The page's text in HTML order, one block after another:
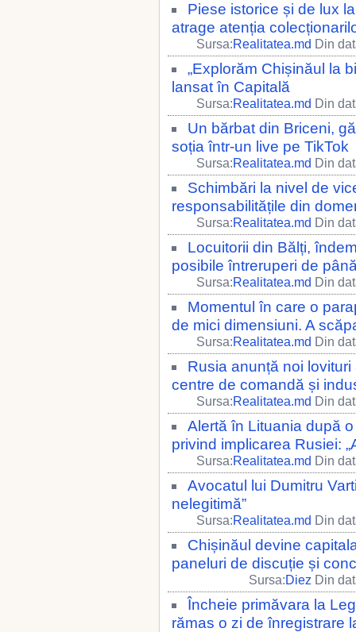
Piese istorice și de lux
atrage atenția
Sursa:Realitatea.md Din
„Explorăm Chișinăul la
lansat în Capitală
Sursa:Realitatea.md Din
Un bărbat din Briceni,
soția într-un live pe TikTok
Sursa:Realitatea.md Din
Schimbări la nivel de
responsabilitățile din
Sursa:Realitatea.md Din
Locuitorii din Bălți,
posibile întreruperi de
Sursa:Realitatea.md Din
Momentul în care o
de mici dimensiuni. A
Sursa:Realitatea.md Din
Rusia anunță noi
centre de comandă și
Sursa:Realitatea.md Din
Alertă în Lituania după
privind implicarea Rusiei:
Sursa:Realitatea.md Din
Avocatul lui Dumitru
nelegitimă”
Sursa:Realitatea.md Din
Chișinăul devine
paneluri de discuție și
Sursa:Diez Din
Încheie primăvara la
rămas o zi de înregistrare